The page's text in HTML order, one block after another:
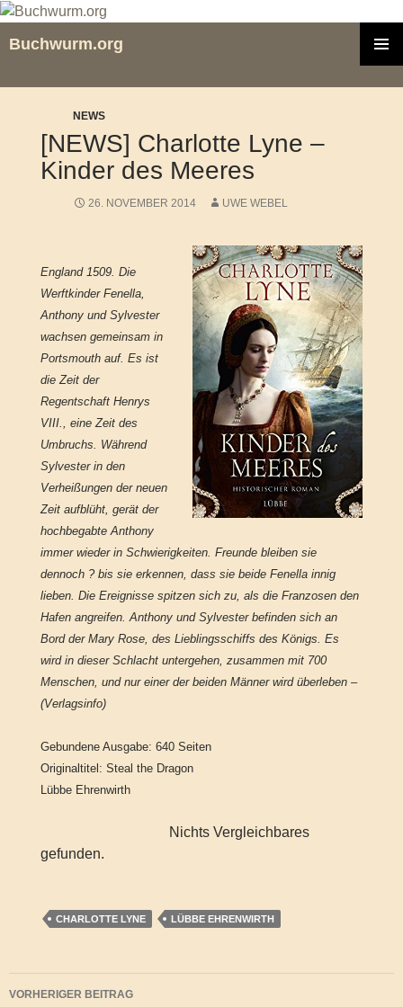
Zum
springen
Buchwurm.org
NEWS
[NEWS] Charlotte Lyne –
Kinder des Meeres
26. NOVEMBER 2014 UWE WEBEL
England 1509. Die
Werftkinder Fenella,
Anthony und Sylvester
wachsen gemeinsam in
Portsmouth auf. Es ist
die Zeit der
Regentschaft Henrys
VIII., eine Zeit des
Umbruchs. Während
Sylvester in den
Verheißungen der neuen
Zeit aufblüht, gerät der
hochbegabte Anthony
immer wieder in Schwierigkeiten. Freunde bleiben sie
dennoch ? bis sie erkennen, dass sie beide Fenella innig
lieben. Die Ereignisse spitzen sich zu, als die Franzosen den
Hafen angreifen. Anthony und Sylvester befinden sich an
Bord der Mary Rose, des Lieblingsschiffs des Königs. Es
wird in dieser Schlacht untergehen, zusammen mit 700
Menschen, und nur einer der beiden Männer wird überleben –
(Verlagsinfo)
Gebundene Ausgabe: 640 Seiten
Originaltitel: Steal the Dragon
Lübbe Ehrenwirth
Nichts Vergleichbares
gefunden.
CHARLOTTE LYNE LÜBBE EHRENWIRTH
Beitragsnavigation
VORHERIGER BEITRAG